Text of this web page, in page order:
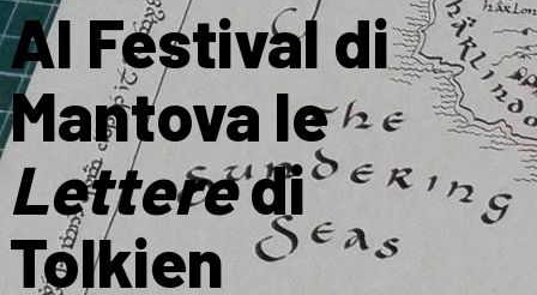
Al Festival di
Mantova le
Letteredi
Tolkien